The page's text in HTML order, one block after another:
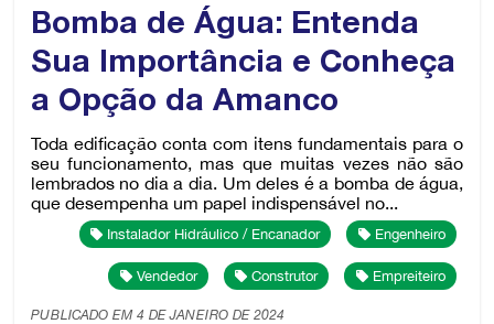
Instalador Hidráulico / Encanador Engenheiro
Vendedor Construtor Empreiteiro
Bomba de Água: Entenda
Sua Importância e Conheça
a Opção da Amanco
Toda edificação conta com itens fundamentais para o
seu funcionamento, mas que muitas vezes não são
lembrados no dia a dia. Um deles é a bomba de água,
que desempenha um papel indispensável no...
PUBLICADO EM 4 DE JANEIRO DE 2024